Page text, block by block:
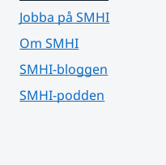
Jobba på SMHI
Om SMHI
SMHI-bloggen
SMHI-podden